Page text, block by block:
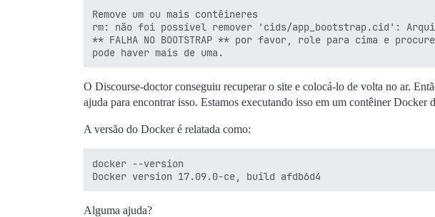
Remove um ou mais contêineres
rm: não foi possível remover 'cids/app_bootstrap.cid':
** FALHA NO BOOTSTRAP ** por favor, role para cima e
O Discourse-doctor conseguiu recuperar o site e colocá-lo de volta no ar.
ajuda para encontrar isso. Estamos executando isso em um contêiner
A versão do Docker é relatada como:
docker --version
Alguma ajuda?